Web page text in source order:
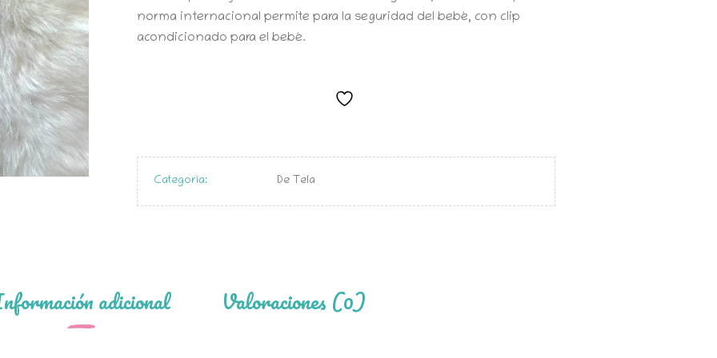
norma internacional permite para la seguridad del bebé, con clip
acondicionado para el bebé.
Categoría: De Tela
adicional Valoraciones (0)